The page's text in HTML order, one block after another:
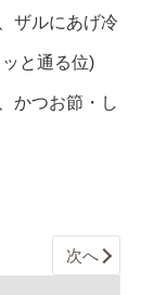
ザルにあげ冷
と通る位)
かつお節・し
次へ